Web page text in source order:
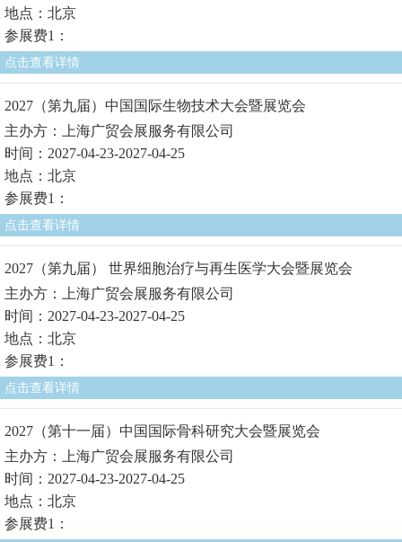
地点：北京
参展费1：
点击查看详情
2027（第九届）中国国际生物技术大会暨展览会
主办方：上海广贸会展服务有限公司
时间：2027-04-23-2027-04-25
地点：北京
参展费1：
点击查看详情
2027（第九届） 世界细胞治疗与再生医学大会暨展览会
主办方：上海广贸会展服务有限公司
时间：2027-04-23-2027-04-25
地点：北京
参展费1：
点击查看详情
2027（第十一届）中国国际骨科研究大会暨展览会
主办方：上海广贸会展服务有限公司
时间：2027-04-23-2027-04-25
地点：北京
参展费1：